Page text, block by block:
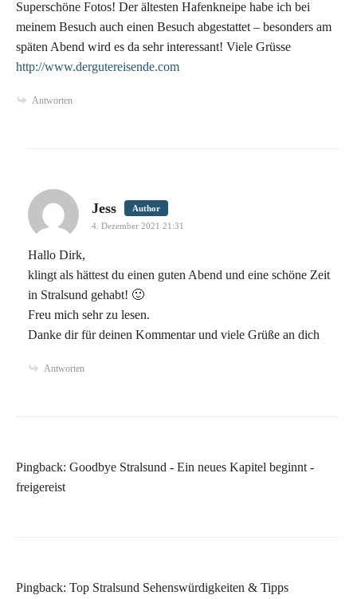
Superschöne Fotos! Der ältesten Hafenkneipe habe ich bei
meinem Besuch auch einen Besuch abgestattet – besonders am
späten Abend wird es da sehr interessant! Viele Grüsse
http://www.dergutereisende.com
Antworten
Jess Author says:
4. Dezember 2021 21:31
Hallo Dirk,
klingt als hättest du einen guten Abend und eine schöne Zeit
in Stralsund gehabt! 🙂
Freu mich sehr zu lesen.
Danke dir für deinen Kommentar und viele Grüße an dich
Antworten
Pingback: Goodbye Stralsund - Ein neues Kapitel beginnt -
freigereist
Pingback: Top Stralsund Sehenswürdigkeiten & Tipps